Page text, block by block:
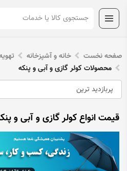
صفحه نخست خانه و آشپزخانه
محصولات کولر گازی و آبی و پنکه
قیمت انواع کولر گازی و آبی و